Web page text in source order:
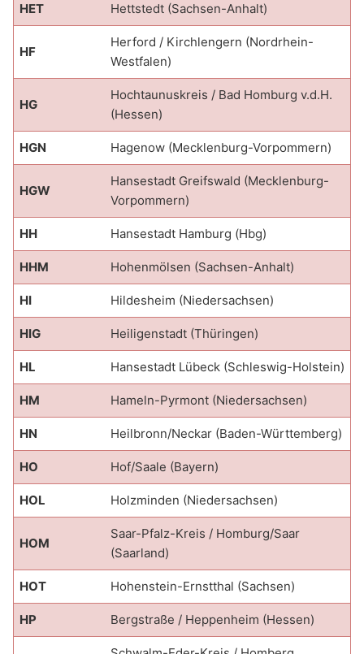
HET Hettstedt (Sachsen-Anhalt)
HF
Herford / Kirchlengern (Nordrhein-
Westfalen)
HG
Hochtaunuskreis / Bad Homburg v.d.H.
(Hessen)
HGN Hagenow (Mecklenburg-Vorpommern)
HGW
Hansestadt Greifswald (Mecklenburg-
Vorpommern)
HH Hansestadt Hamburg (Hbg)
HHM Hohenmölsen (Sachsen-Anhalt)
HI Hildesheim (Niedersachsen)
HIG Heiligenstadt (Thüringen)
HL Hansestadt Lübeck (Schleswig-Holstein)
HM Hameln-Pyrmont (Niedersachsen)
HN Heilbronn/Neckar (Baden-Württemberg)
HO Hof/Saale (Bayern)
HOL Holzminden (Niedersachsen)
HOM
Saar-Pfalz-Kreis / Homburg/Saar
(Saarland)
HOT Hohenstein-Ernstthal (Sachsen)
HP Bergstraße / Heppenheim (Hessen)